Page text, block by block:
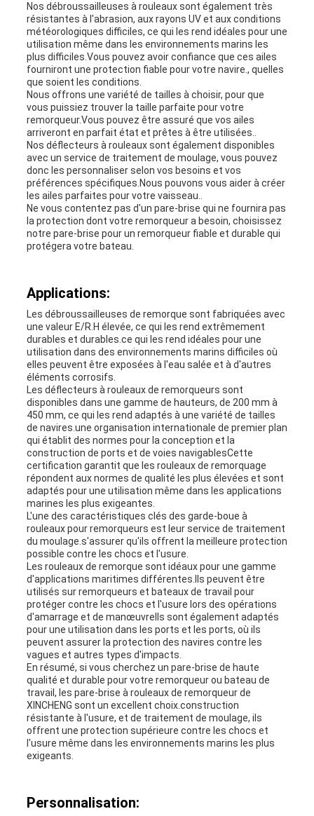
PLAN
SITE
PRIVACY
POLICY
Nos débroussailleuses à rouleaux sont également très
résistantes à l'abrasion, aux rayons UV et aux conditions
météorologiques difficiles, ce qui les rend idéales pour une
utilisation même dans les environnements marins les
plus difficiles.Vous pouvez avoir confiance que ces ailes
fourniront une protection fiable pour votre navire., quelles
que soient les conditions.
Nous offrons une variété de tailles à choisir, pour que
vous puissiez trouver la taille parfaite pour votre
remorqueur.Vous pouvez être assuré que vos ailes
arriveront en parfait état et prêtes à être utilisées..
Nos déflecteurs à rouleaux sont également disponibles
avec un service de traitement de moulage, vous pouvez
donc les personnaliser selon vos besoins et vos
préférences spécifiques.Nous pouvons vous aider à créer
les ailes parfaites pour votre vaisseau..
Ne vous contentez pas d'un pare-brise qui ne fournira pas
la protection dont votre remorqueur a besoin, choisissez
notre pare-brise pour un remorqueur fiable et durable qui
protégera votre bateau.
Applications:
Les débroussailleuses de remorque sont fabriquées avec
une valeur E/R.H élevée, ce qui les rend extrêmement
durables et durables.ce qui les rend idéales pour une
utilisation dans des environnements marins difficiles où
elles peuvent être exposées à l'eau salée et à d'autres
éléments corrosifs.
Les déflecteurs à rouleaux de remorqueurs sont
disponibles dans une gamme de hauteurs, de 200 mm à
450 mm, ce qui les rend adaptés à une variété de tailles
de navires.une organisation internationale de premier plan
qui établit des normes pour la conception et la
construction de ports et de voies navigablesCette
certification garantit que les rouleaux de remorquage
répondent aux normes de qualité les plus élevées et sont
adaptés pour une utilisation même dans les applications
marines les plus exigeantes.
L'une des caractéristiques clés des garde-boue à
rouleaux pour remorqueurs est leur service de traitement
du moulage.s'assurer qu'ils offrent la meilleure protection
possible contre les chocs et l'usure.
Les rouleaux de remorque sont idéaux pour une gamme
d'applications maritimes différentes.Ils peuvent être
utilisés sur remorqueurs et bateaux de travail pour
protéger contre les chocs et l'usure lors des opérations
d'amarrage et de manœuvreIls sont également adaptés
pour une utilisation dans les ports et les ports, où ils
peuvent assurer la protection des navires contre les
vagues et autres types d'impacts.
En résumé, si vous cherchez un pare-brise de haute
qualité et durable pour votre remorqueur ou bateau de
travail, les pare-brise à rouleaux de remorqueur de
XINCHENG sont un excellent choix.construction
résistante à l'usure, et de traitement de moulage, ils
offrent une protection supérieure contre les chocs et
l'usure même dans les environnements marins les plus
exigeants.
Personnalisation: